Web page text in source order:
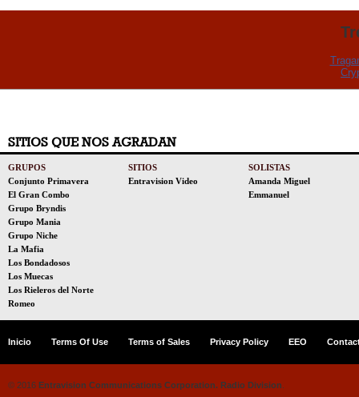
SITIOS QUE NOS AGRADAN
GRUPOS
Conjunto Primavera
El Gran Combo
Grupo Bryndis
Grupo Mania
Grupo Niche
La Mafia
Los Bondadosos
Los Muecas
Los Rieleros del Norte
Romeo
SITIOS
Entravision Video
SOLISTAS
Amanda Miguel
Emmanuel
Inicio Terms Of Use Terms of Sales Privacy Policy EEO
© 2016 Entravision Communications Corporation. Radio Division